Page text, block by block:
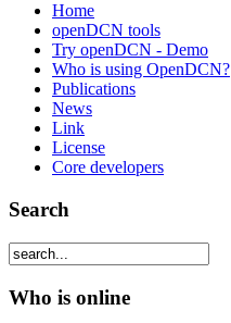
Home
openDCN tools
Try openDCN - Demo
Who is using OpenDCN?
Publications
News
Link
License
Core developers
Search
Who is online